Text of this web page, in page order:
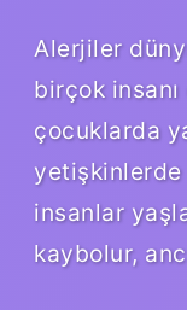
Alerjiler
birçok
çocuklarda
yetişkinlerde
insanlar
kaybolur,